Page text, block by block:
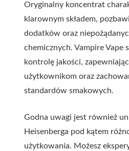
Oryginalny koncentrat
klarownym składem,
dodatków oraz
chemicznych. Vampire Vape
kontrolę jakości,
użytkownikom oraz
standardów smakowych.
Godna uwagi jest również
Heisenberga pod kątem
użytkowania. Możesz